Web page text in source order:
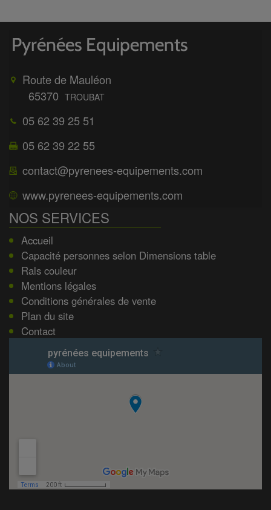
Route de Mauléon
65370 TROUBAT
05 62 39 25 51
05 62 39 22 55
contact@pyrenees-equipements.com
www.pyrenees-equipements.com
NOS SERVICES
Accueil
Capacité personnes selon Dimensions table
Rals couleur
Mentions légales
Conditions générales de vente
Plan du site
Contact